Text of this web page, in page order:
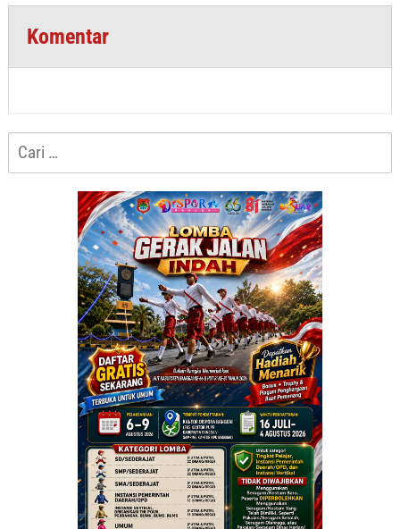
Komentar
Cari
untuk: